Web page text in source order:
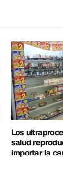
Los
salud
importar la